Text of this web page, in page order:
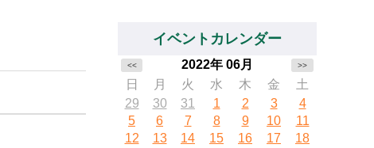
イベントカレンダー
<< 2022年 06月 >>
日 月 火 水 木 金
土
29
30 31 1 2 3
4
5
6 7 8 9 10
11
12
13 14 15 16 17
18